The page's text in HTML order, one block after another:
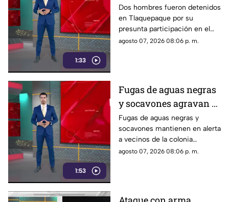
1:33
Tlaquepaque por
presunto abuso y
maltrato animal contra
una perrita
Dos hombres fueron detenidos
en Tlaquepaque por su
presunta participación en el
abuso y maltrato de una
agosto 07, 2026 08:06 p. m.
1:53
Fugas de aguas negras
y socavones agravan el
riesgo en la colonia
Constitución de
Zapopan
Fugas de aguas negras y
socavones mantienen en alerta
a vecinos de la colonia
Constitución, en Zapopan,
agosto 07, 2026 08:06 p. m.